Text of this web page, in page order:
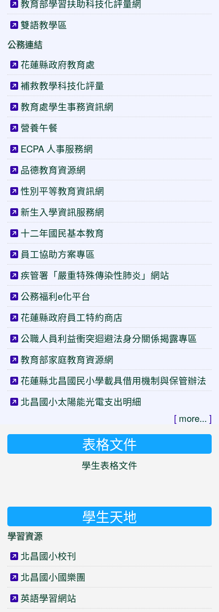
教育部學習扶助科技化評量網
雙語教學區
公務連結
花蓮縣政府教育處
補救教學科技化評量
教育處學生事務資訊網
營養午餐
ECPA 人事服務網
品德教育資源網
性別平等教育資訊網
新生入學資訊服務網
十二年國民基本教育
員工協助方案專區
疾管署「嚴重特殊傳染性肺炎」網站
公務福利e化平台
花蓮縣政府員工特約商店
公職人員利益衝突迴避法身分關係揭露專區
教育部家庭教育資源網
花蓮縣北昌國民小學載具借用機制與保管辦法
北昌國小太陽能光電支出明細
[ more... ]
表格文件
學生表格文件
學生天地
學習資源
北昌國小校刊
北昌國小國樂團
英語學習網站